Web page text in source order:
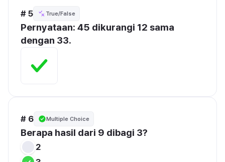
# 5 True/False
Pernyataan: 45 dikurangi 12 sama
dengan 33.
# 6 Multiple Choice
Berapa hasil dari 9 dibagi 3?
2